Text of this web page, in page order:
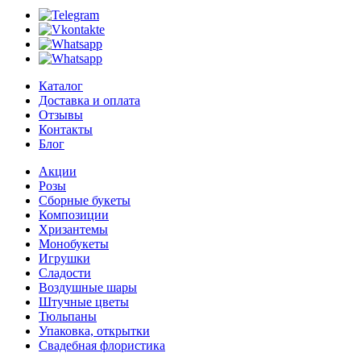
Каталог
Доставка и оплата
Отзывы
Контакты
Блог
Акции
Розы
Сборные букеты
Композиции
Хризантемы
Монобукеты
Игрушки
Сладости
Воздушные шары
Штучные цветы
Тюльпаны
Упаковка, открытки
Свадебная флористика